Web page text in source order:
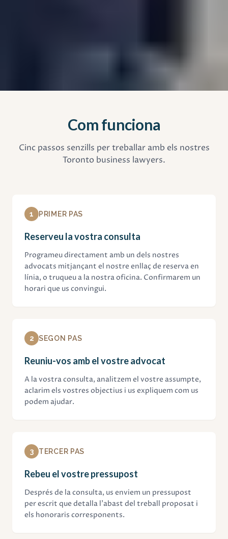
Com funciona
Cinc passos senzills per treballar amb els nostres
Toronto business lawyers.
1 PRIMER PAS
Reserveu la vostra consulta
Programeu directament amb un dels nostres
advocats mitjançant el nostre enllaç de reserva en
línia, o truqueu a la nostra oficina. Confirmarem un
horari que us convingui.
2 SEGON PAS
Reuniu-vos amb el vostre advocat
A la vostra consulta, analitzem el vostre assumpte,
aclarim els vostres objectius i us expliquem com us
podem ajudar.
3 TERCER PAS
Rebeu el vostre pressupost
Després de la consulta, us enviem un pressupost
per escrit que detalla l'abast del treball proposat i
els honoraris corresponents.